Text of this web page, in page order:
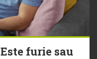
furie sau